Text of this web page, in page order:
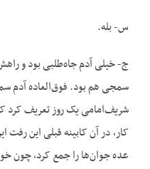
س- بله.
ج- خیلی آدم جاه‌طلبی بود و
سمجی هم بود. فوق‌العاده آدم
شریف‌امامی یک روز تعریف کرد
کار، در آن کابینه قبلی این
عده جوان‌ها را جمع کرد، چون